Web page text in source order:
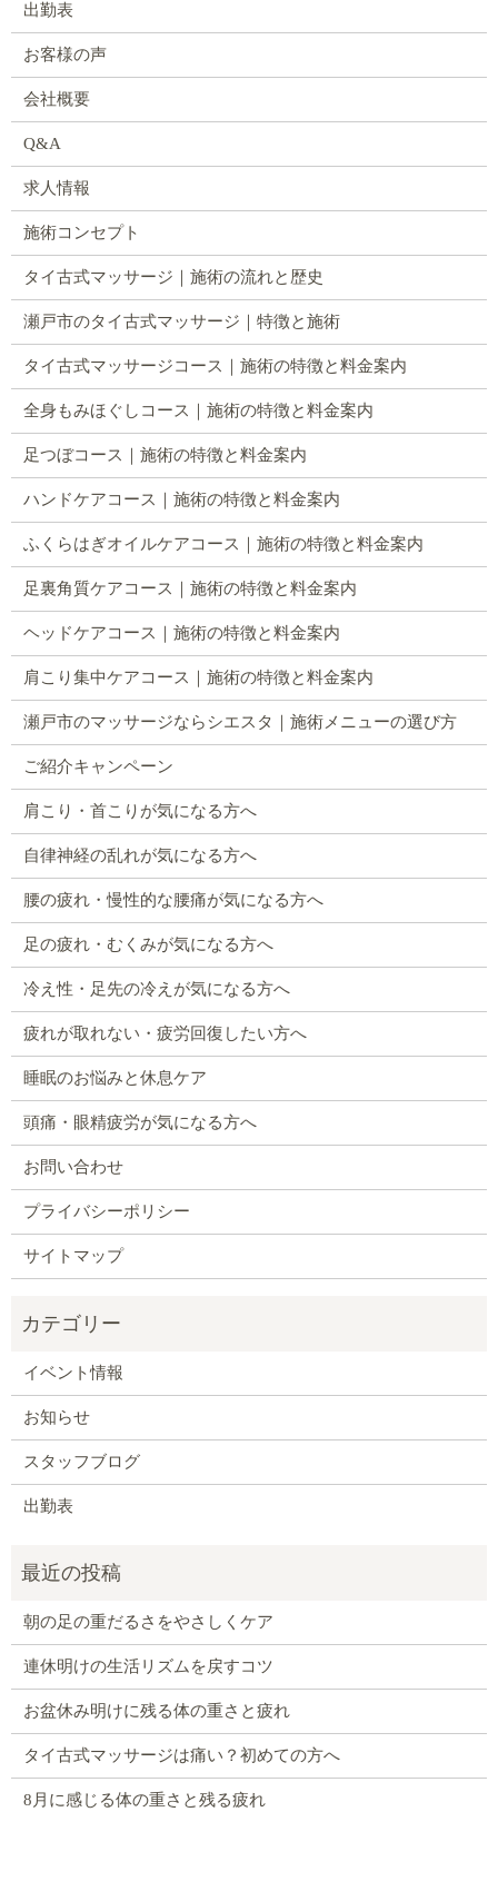
出勤表
お客様の声
会社概要
Q&A
求人情報
施術コンセプト
タイ古式マッサージ｜施術の流れと歴史
瀬戸市のタイ古式マッサージ｜特徴と施術
タイ古式マッサージコース｜施術の特徴と料金案内
全身もみほぐしコース｜施術の特徴と料金案内
足つぼコース｜施術の特徴と料金案内
ハンドケアコース｜施術の特徴と料金案内
ふくらはぎオイルケアコース｜施術の特徴と料金案内
足裏角質ケアコース｜施術の特徴と料金案内
ヘッドケアコース｜施術の特徴と料金案内
肩こり集中ケアコース｜施術の特徴と料金案内
瀬戸市のマッサージならシエスタ｜施術メニューの選び方
ご紹介キャンペーン
肩こり・首こりが気になる方へ
自律神経の乱れが気になる方へ
腰の疲れ・慢性的な腰痛が気になる方へ
足の疲れ・むくみが気になる方へ
冷え性・足先の冷えが気になる方へ
疲れが取れない・疲労回復したい方へ
睡眠のお悩みと休息ケア
頭痛・眼精疲労が気になる方へ
お問い合わせ
プライバシーポリシー
サイトマップ
イベント情報
お知らせ
スタッフブログ
出勤表
朝の足の重だるさをやさしくケア
連休明けの生活リズムを戻すコツ
お盆休み明けに残る体の重さと疲れ
タイ古式マッサージは痛い？初めての方へ
8月に感じる体の重さと残る疲れ